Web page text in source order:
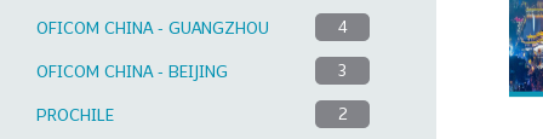
OFICOM CHINA - GUANGZHOU 4
OFICOM CHINA - BEIJING 3
PROCHILE 2